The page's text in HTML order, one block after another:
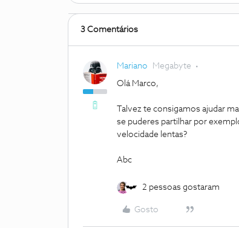
3 Comentários
Mariano Megabyte
Olá Marco,
Talvez te consigamos ajudar
se puderes partilhar por
velocidade lentas?
Abc
2 pessoas gostaram
Gosto